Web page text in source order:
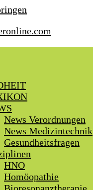
News Verordnungen
News Medizintechnik
Gesundheitsfragen
HNO
Homöopathie